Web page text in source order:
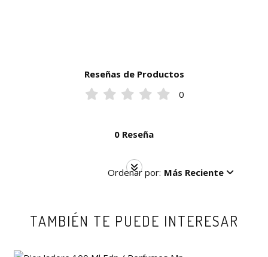
Reseñas de Productos
0
0 Reseña
Ordenar por: Más Reciente
TAMBIÉN TE PUEDE INTERESAR